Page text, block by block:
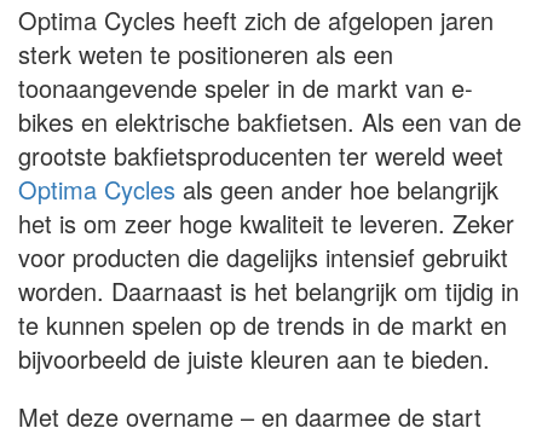
Optima Cycles heeft zich de afgelopen jaren
sterk weten te positioneren als een
toonaangevende speler in de markt van e-
bikes en elektrische bakfietsen. Als een van de
grootste bakfietsproducenten ter wereld weet
Optima Cycles als geen ander hoe belangrijk
het is om zeer hoge kwaliteit te leveren. Zeker
voor producten die dagelijks intensief gebruikt
worden. Daarnaast is het belangrijk om tijdig in
te kunnen spelen op de trends in de markt en
bijvoorbeeld de juiste kleuren aan te bieden.
Met deze overname – en daarmee de start